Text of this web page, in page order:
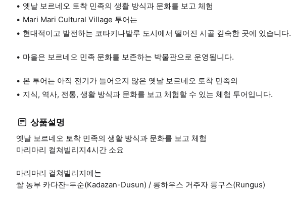
옛날 보르네오 토착 민족의 생활 방식과 문화를 보고 체험
Mari Mari Cultural Village 투어는
현대적이고 발전하는 코타키나발루 도시에서 떨어진 시골 깊숙한 곳에 있습니다.
마을은 보르네오 민족 문화를 보존하는 박물관으로 운영됩니다.
본 투어는 아직 전기가 들어오지 않은 옛날 보르네오 토착 민족의
지식, 역사, 전통, 생활 방식과 문화를 보고 체험할 수 있는 체험 투어입니다.
상품설명
옛날 보르네오 토착 민족의 생활 방식과 문화를 보고 체험
마리마리 컬쳐빌리지4시간 소요
마리마리 컬쳐빌리지에는
쌀 농부 카다잔-두순(Kadazan-Dusun) / 롱하우스 거주자 룽구스(Rungus)